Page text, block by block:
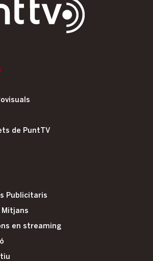
de PuntTV
Publicitaris
Mitjans
en streaming